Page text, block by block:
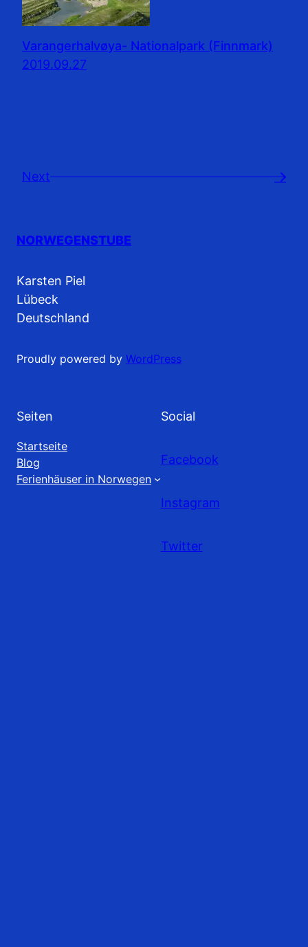
Varangerhalvøya- Nationalpark (Finnmark)
2019.09.27
Next →
NORWEGENSTUBE
Karsten Piel
Lübeck
Deutschland
Proudly powered by WordPress
Seiten
Startseite
Blog
Ferienhäuser in Norwegen
Social
Facebook
Instagram
Twitter